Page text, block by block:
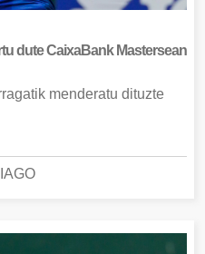
dute CaixaBank Mastersean
menderatu dituzte